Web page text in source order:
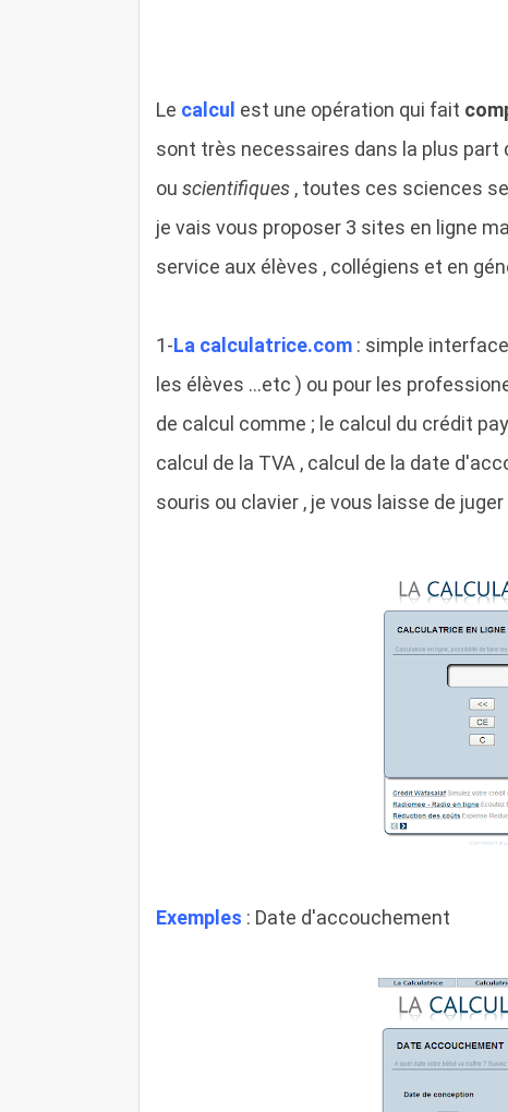
Le calcul est une opération qui fait
sont très necessaires dans la plus part
ou scientifiques , toutes ces sciences
je vais vous proposer 3 sites en ligne
service aux élèves , collégiens et en
1-La calculatrice.com : simple
les élèves ...etc ) ou pour les
de calcul comme ; le calcul du crédit
calcul de la TVA , calcul de la date
souris ou clavier , je vous laisse de juger
Exemples : Date d'accouchement